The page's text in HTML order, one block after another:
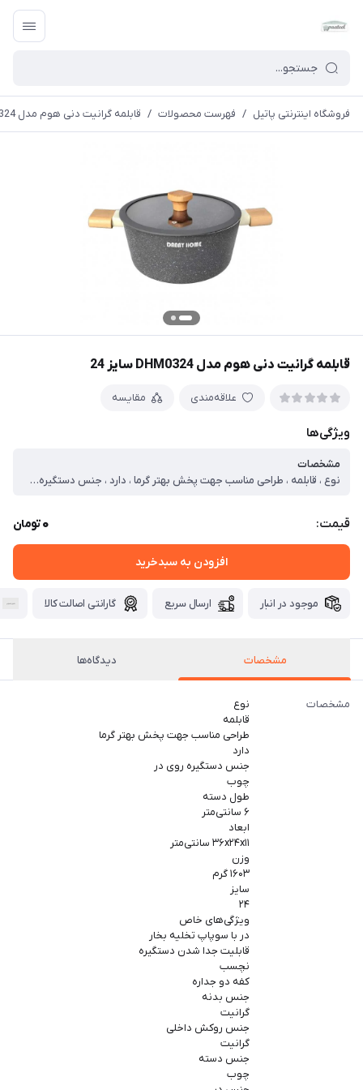
فروشگاه اینترنتی پاتیل / فهرست محصولات / قابلمه گرانیت دنی هوم مدل DHM0324 سایز 24
قابلمه گرانیت دنی هوم مدل DHM0324 سایز 24
علاقه‌مندی مقایسه
ویژگی‌ها
مشخصات
نوع ، قابلمه ، طراحی مناسب جهت پخش بهتر گرما ، دارد ، جنس دستگیره روی در ، چوب ، طول دسته ، ۶ سانتی‌متر ، ابعاد ، ۳۶x۲۴x۱۱ سانتی‌متر ، وزن ، ۱۶۰۳ گرم ، سایز ، ۲۴ ، ویژگی‌های خاص ، در با سوپاپ تخلیه بخار ، قابلیت جدا شدن دستگیره ، نچسب ، کفه دو جداره ، جنس بدنه ، گرانیت ، جنس روکش داخلی ، گرانیت ، جنس دسته ، چوب ، جنس در ، شیشه ، سیلیکون ، تعداد دسته ، دو عدد ، سازگار با ، مایکروویو ، اجاق گاز ، آتش ، وارمر ، اجاق برقی ، ماشین ظرفشویی ، یخچال ، قابل شست‌و‌شو ، با دست ، با ماشین ظرف‌شویی ، کشور مبدا ، چین
قیمت: 0تومان
افزودن به سبدخرید
موجود در انبار ارسال سریع گارانتی اصالت کالا
مشخصات دیدگاه‌ها
مشخصات
نوع
قابلمه
طراحی مناسب جهت پخش بهتر گرما
دارد
جنس دستگیره روی در
چوب
طول دسته
۶ سانتی‌متر
ابعاد
۳۶x۲۴x۱۱ سانتی‌متر
وزن
۱۶۰۳ گرم
سایز
۲۴
ویژگی‌های خاص
در با سوپاپ تخلیه بخار
قابلیت جدا شدن دستگیره
نچسب
کفه دو جداره
جنس بدنه
گرانیت
جنس روکش داخلی
گرانیت
جنس دسته
چوب